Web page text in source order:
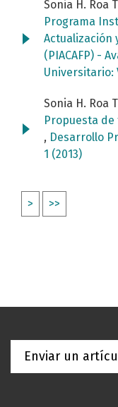
Sonia H. Roa
Programa
Actualización
(PIACAFP) -
Universitario:
Sonia H. Roa
Propuesta
, Desarrollo
1 (2013)
> >>
Enviar un